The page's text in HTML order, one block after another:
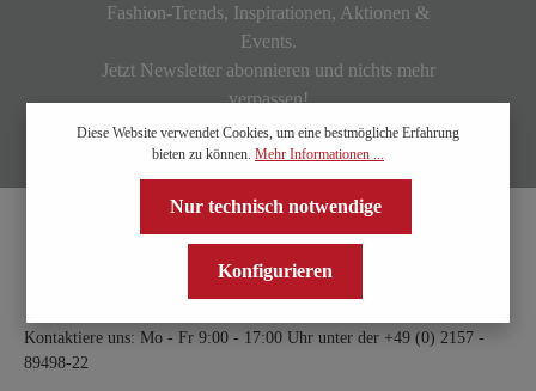
Fashion-Trends, Inspirationen, Aktionen &
Events.
Jetzt Newsletter abonnieren und nichts mehr
verpassen!
Kontaktiere uns: Mo - Fr 9:00 - 17:00 Uhr unter der +49 (0) 2157 -
89498-22
Diese Website verwendet Cookies, um eine bestmögliche Erfahrung
bieten zu können. Mehr Informationen ...
Nur technisch notwendige
Konfigurieren